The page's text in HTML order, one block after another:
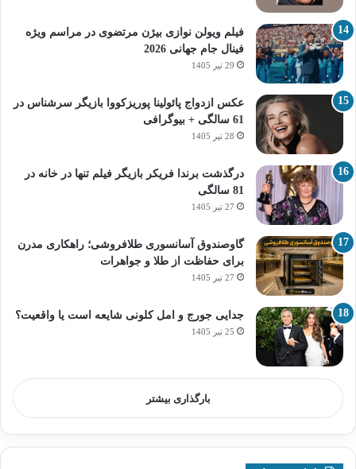
فیلم ویولن نوازی بیژن مرتضوی در مراسم ویژه
فینال جام جهانی 2026
29 تیر 1405
عکس ازدواج پائولینا پوریزکووا بازیگر سرشناس در
61 سالگی + بیوگرافی
28 تیر 1405
درگذشت برندا فریکر بازیگر فیلم تنها در خانه در
81 سالگی
27 تیر 1405
گاوصندوق آسانسوری طلافروشی؛ راهکاری مدرن
برای حفاظت از طلا و جواهرات
27 تیر 1405
جدایی جورج و امل کلونی شایعه است یا واقعیت؟
25 تیر 1405
بارگذاری بیشتر